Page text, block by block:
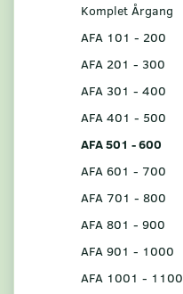
Komplet Årgang
AFA 101 - 200
AFA 201 - 300
AFA 301 - 400
AFA 401 - 500
AFA 501 - 600
AFA 601 - 700
AFA 701 - 800
AFA 801 - 900
AFA 901 - 1000
AFA 1001 - 1100